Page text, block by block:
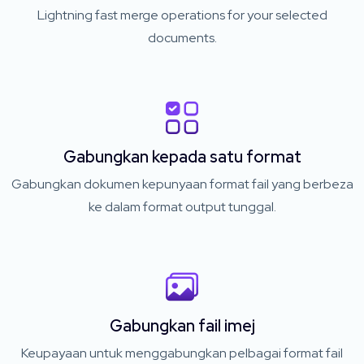
Lightning fast merge operations for your selected
documents.
Gabungkan kepada satu format
Gabungkan dokumen kepunyaan format fail yang berbeza
ke dalam format output tunggal.
Gabungkan fail imej
Keupayaan untuk menggabungkan pelbagai format fail